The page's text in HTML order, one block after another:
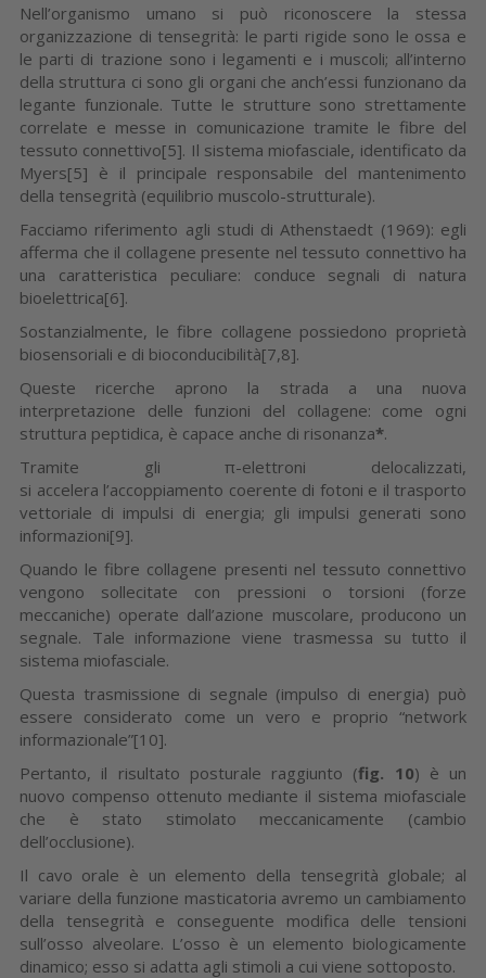
Nell’organismo umano si può riconoscere la stessa
organizzazione di tensegrità: le parti rigide sono le ossa e
le parti di trazione sono i legamenti e i muscoli; all’interno
della struttura ci sono gli organi che anch’essi funzionano da
legante funzionale. Tutte le strutture sono strettamente
correlate e messe in comunicazione tramite le fibre del
tessuto connettivo[5]. Il sistema miofasciale, identificato da
Myers[5] è il principale responsabile del mantenimento
della tensegrità (equilibrio muscolo-strutturale).
Facciamo riferimento agli studi di Athenstaedt (1969): egli
afferma che il collagene presente nel tessuto connettivo ha
una caratteristica peculiare: conduce segnali di natura
bioelettrica[6].
Sostanzialmente, le fibre collagene possiedono proprietà
biosensoriali e di bioconducibilità[7,8].
Queste ricerche aprono la strada a una nuova
interpretazione delle funzioni del collagene: come ogni
struttura peptidica, è capace anche di risonanza*.
Tramite gli π-elettroni delocalizzati,
si accelera l’accoppiamento coerente di fotoni e il trasporto
vettoriale di impulsi di energia; gli impulsi generati sono
informazioni[9].
Quando le fibre collagene presenti nel tessuto connettivo
vengono sollecitate con pressioni o torsioni (forze
meccaniche) operate dall’azione muscolare, producono un
segnale. Tale informazione viene trasmessa su tutto il
sistema miofasciale.
Questa trasmissione di segnale (impulso di energia) può
essere considerato come un vero e proprio “network
informazionale”[10].
Pertanto, il risultato posturale raggiunto (fig. 10) è un
nuovo compenso ottenuto mediante il sistema miofasciale
che è stato stimolato meccanicamente (cambio
dell’occlusione).
Il cavo orale è un elemento della tensegrità globale; al
variare della funzione masticatoria avremo un cambiamento
della tensegrità e conseguente modifica delle tensioni
sull’osso alveolare. L’osso è un elemento biologicamente
dinamico; esso si adatta agli stimoli a cui viene sottoposto.